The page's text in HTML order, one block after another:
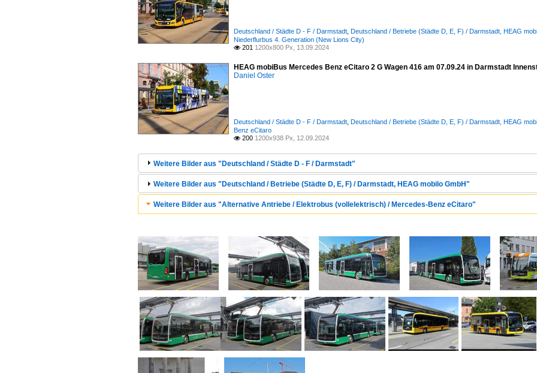
Deutschland / Städte D - F / Darmstadt Deutschland / Betriebe (Städte D, E, F) / Darmstadt, HEAG
Niederflurbus 4. Generation (New Lions City)
 201 1200x800 Px, 13.09.2024
HEAG mobiBus Mercedes Benz eCitaro 2 G Wagen 416 am 07.09.24 in Darmstadt
Daniel Oster
Deutschland / Städte D - F / Darmstadt Deutschland / Betriebe (Städte D, E, F) / Darmstadt, HEAG
Benz eCitaro
 200 1200x938 Px, 12.09.2024
Weitere Bilder aus "Deutschland / Städte D - F / Darmstadt"
Weitere Bilder aus "Deutschland / Betriebe (Städte D, E, F) / Darmstadt, HEAG mobilo GmbH"
Weitere Bilder aus "Alternative Antriebe / Elektrobus (vollelektrisch) / Mercedes-Benz eCitaro"